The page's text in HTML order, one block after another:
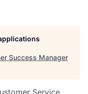
Success Manager
Service